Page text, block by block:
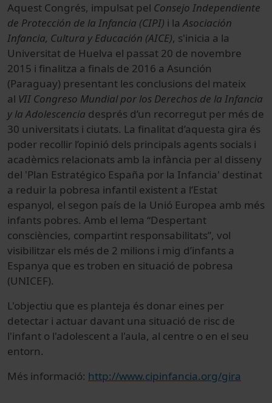
Aquest Congrés, impulsat pel Consejo Independiente
de Protección de la Infancia (CIPI) i laAsociación
Infancia, Cultura y Educación (AICE), s'inicia a la
Universitat de Huelva el passat 20 de novembre
2015 i finalitza a finals de 2016 a Asunción
(Paraguay) presentant les conclusions del mateix
al VII Congreso Mundial por los Derechos de la Infancia
y la Adolescencia després d’un recorregut per més de
30 universitats i ciutats. La finalitat d’aquesta gira és
poder recollir l’opinió dels principals agents socials i
acadèmics relacionats amb la infància per al disseny
del 'Plan Estratégico España por la Infancia' destinat
a reduir la pobresa infantil existent a l’Estat
espanyol, el segon país de la Unió Europea amb més
infants pobres. Amb el lema “Despertant
consciències, compartint responsabilitats”, vol
visibilitzar els més de 2 milions i mig d’infants a
Espanya que es troben en situació de pobresa
(UNICEF).
L'objectiu que es planteja és donar eines per
detectar i actuar davant una situació de risc de
l'infant o l'adolescent a l'aula, al centre o en el seu
entorn.
Més informació: http://www.cipinfancia.org/gira